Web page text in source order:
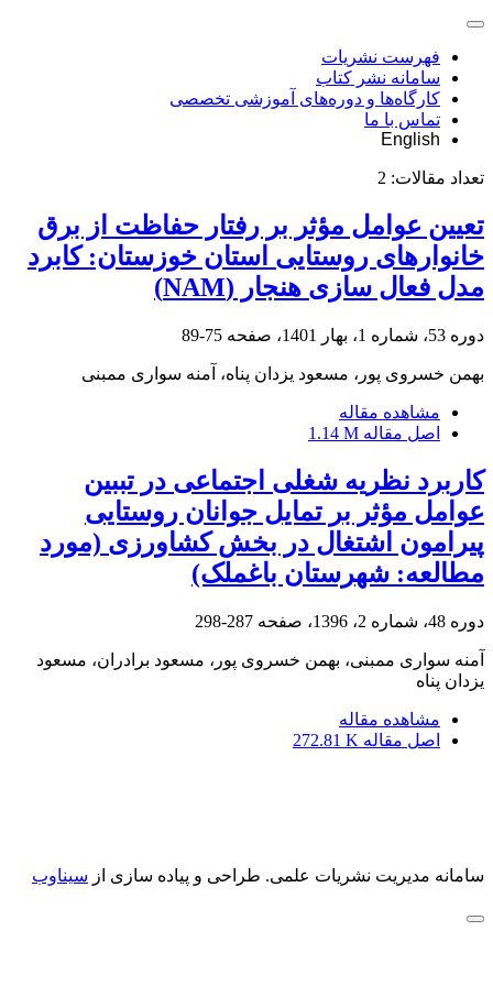
فهرست نشریات
سامانه نشر کتاب
کارگاه‌ها و دوره‌های آموزشی تخصصی
تماس با ما
English
تعداد مقالات: 2
تعیین عوامل مؤثر بر رفتار حفاظت از برق
خانوارهای روستایی استان خوزستان: کابرد
مدل فعال سازی هنجار (NAM)
دوره 53، شماره 1، بهار 1401، صفحه 75-89
بهمن خسروی پور، مسعود یزدان پناه، آمنه سواری ممبنی
مشاهده مقاله
اصل مقاله 1.14 M
کاربرد نظریه شغلی اجتماعی در تببین
عوامل مؤثر بر تمایل جوانان روستایی
پیرامون اشتغال در بخش کشاورزی (مورد
مطالعه: شهرستان باغملک)
دوره 48، شماره 2، 1396، صفحه 287-298
آمنه سواری ممبنی، بهمن خسروی پور، مسعود برادران، مسعود
یزدان پناه
مشاهده مقاله
اصل مقاله 272.81 K
سامانه مدیریت نشریات علمی. طراحی و پیاده سازی از سیناوب